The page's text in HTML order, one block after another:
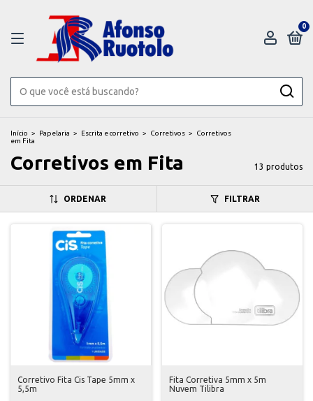
0
Início > Papelaria > Escrita e corretivo > Corretivos >
Corretivos
em Fita
Corretivos em Fita 13 produtos
ORDENAR FILTRAR
Corretivo Fita Cis Tape 5mm x
5,5m
Fita Corretiva 5mm x 5m
Nuvem Tilibra